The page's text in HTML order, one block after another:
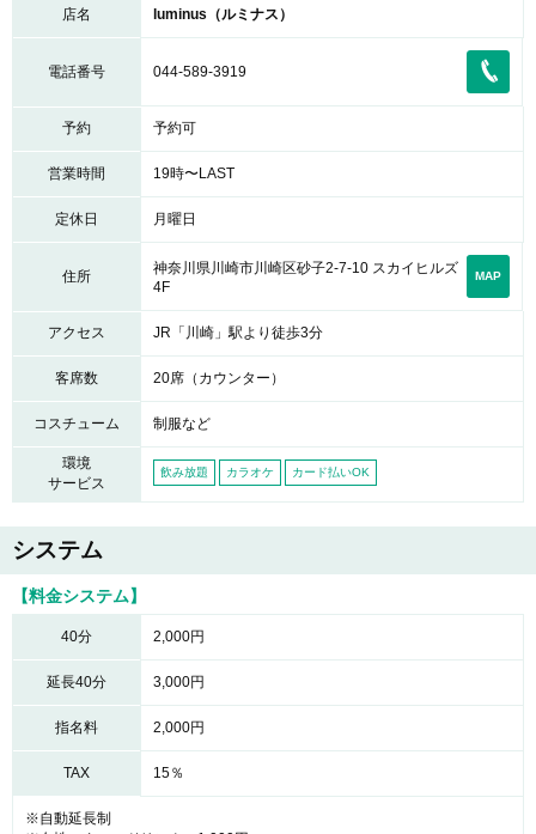
店名 luminus（ルミナス）
電話番号 044-589-3919
予約 予約可
営業時間 19時〜LAST
定休日 月曜日
住所
神奈川県川崎市川崎区砂子2-7-10 スカイヒルズ
4F
MAP
アクセス JR「川崎」駅より徒歩3分
客席数 20席（カウンター）
コスチューム 制服など
環境
サービス
飲み放題 カラオケ カード払いOK
システム
【料金システム】
40分 2,000円
延長40分 3,000円
指名料 2,000円
TAX 15％
※自動延長制